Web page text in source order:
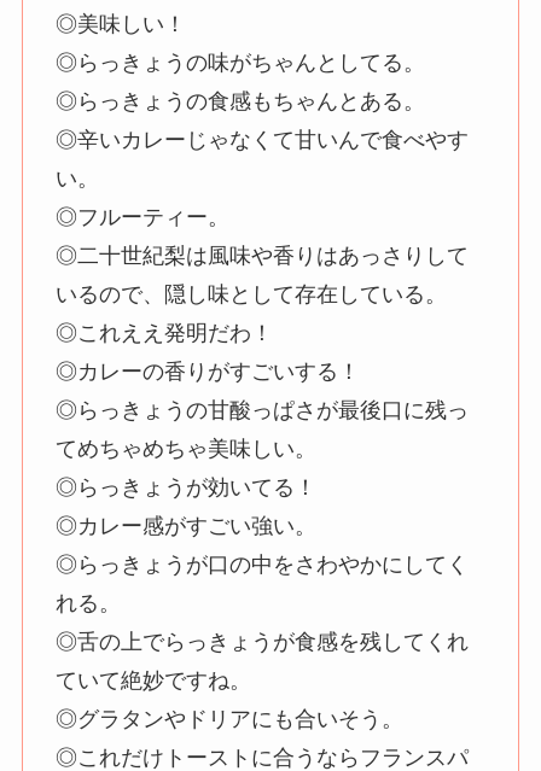
◎美味しい！
◎らっきょうの味がちゃんとしてる。
◎らっきょうの食感もちゃんとある。
◎辛いカレーじゃなくて甘いんで食べやす
い。
◎フルーティー。
◎二十世紀梨は風味や香りはあっさりして
いるので、隠し味として存在している。
◎これええ発明だわ！
◎カレーの香りがすごいする！
◎らっきょうの甘酸っぱさが最後口に残っ
てめちゃめちゃ美味しい。
◎らっきょうが効いてる！
◎カレー感がすごい強い。
◎らっきょうが口の中をさわやかにしてく
れる。
◎舌の上でらっきょうが食感を残してくれ
ていて絶妙ですね。
◎グラタンやドリアにも合いそう。
◎これだけトーストに合うならフランスパ